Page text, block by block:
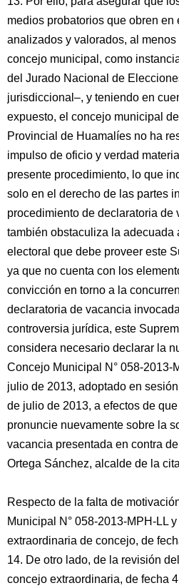
medios probatorios que obren en
analizados y valorados, al menos
concejo municipal, como
del Jurado Nacional de
jurisdiccional–, y teniendo en
expuesto, el concejo municipal
Provincial de Huamalíes no ha
impulso de oficio y verdad
presente procedimiento, lo que
solo en el derecho de las partes
procedimiento de declaratoria de
también obstaculiza la adecuada
electoral que debe proveer este
ya que no cuenta con los
convicción en torno a la
declaratoria de vacancia
controversia jurídica, este
considera necesario declarar la
Concejo Municipal N° 058-2013-
julio de 2013, adoptado en
de julio de 2013, a efectos de
pronuncie nuevamente sobre la
vacancia presentada en contra
Ortega Sánchez, alcalde de la
Respecto de la falta de
Municipal N° 058-2013-MPH-LL
extraordinaria de concejo, de
14. De otro lado, de la revisión
concejo extraordinaria, de fecha